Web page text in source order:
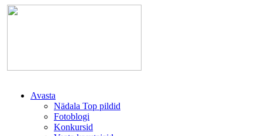
Avasta
Nädala Top pildid
Fotoblogi
Konkursid